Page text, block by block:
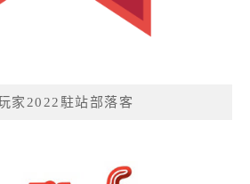
家2022駐站部落客